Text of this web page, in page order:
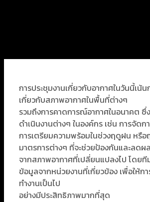
การประชุมงานเกี่ยวกับอากาศในวันนี้เน้
เกี่ยวกับสภาพอากาศในพื้นที่ต่างๆ
รวมถึงการคาดการณ์อากาศในอนาคต ซึ่
ดำเนินงานต่างๆ ในองค์กร เช่น การจัด
การเตรียมความพร้อมในช่วงฤดูฝน หรื
มาตรการต่างๆ ที่จะช่วยป้องกันและลดผ
จากสภาพอากาศที่เปลี่ยนแปลงไป โดยที
ข้อมูลจากหน่วยงานที่เกี่ยวข้อง เพื่อให้ก
ทำงานเป็นไป
อย่างมีประสิทธิภาพมากที่สุด